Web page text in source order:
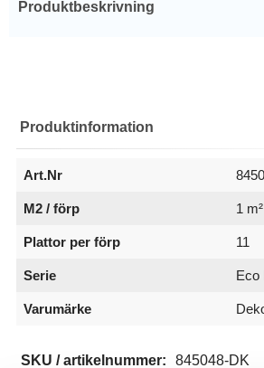
Produktbeskrivning
Produktinformation
Art.Nr
M2 / förp 1 m²
Plattor per förp 11
Serie Eco
Varumärke
SKU / artikelnummer: 845048-DK